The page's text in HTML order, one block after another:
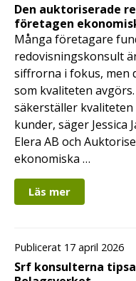
Den auktoriserade
företagen
Många företagare
redovisningskonsult
siffrorna i fokus, men
som kvaliteten
säkerställer
kunder, säger Jessica
Elera AB och
ekonomiska …
Läs mer
Publicerat 17 april 2026
Srf konsulterna